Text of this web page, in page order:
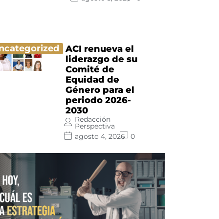
ACI renueva el
liderazgo de su
Comité de
Equidad de
Género para el
periodo 2026-
2030
Redacción
Perspectiva
agosto 4, 2026
0